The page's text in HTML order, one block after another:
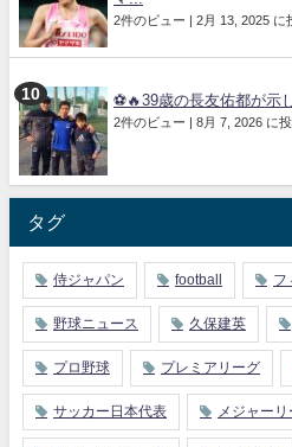
2件のビュー 2月 13, 2025 に
⚽🔥39歳の長友佑都が示
2件のビュー 8月 7, 2026 に
タグ
侍ジャパン football フ
野球ニュース 久保建英
プロ野球 プレミアリーグ
サッカー日本代表 メジャーリ